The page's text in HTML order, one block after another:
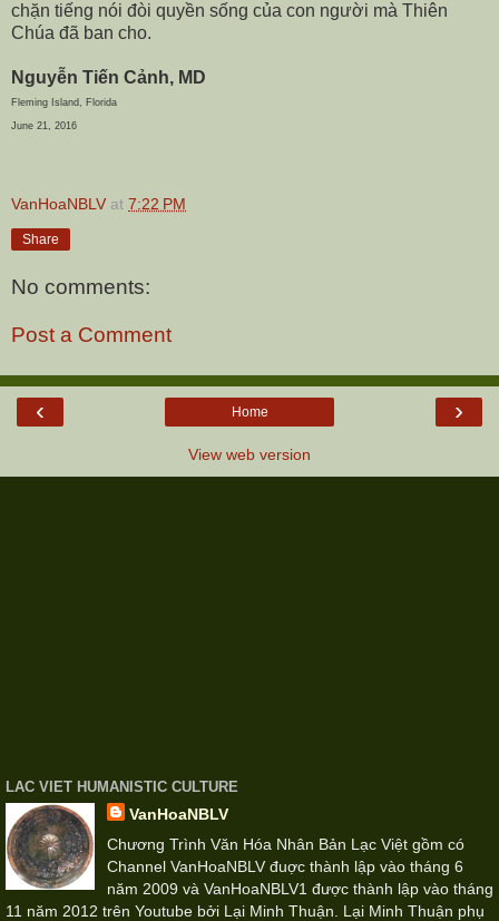
chặn tiếng nói đòi quyền sống của con người mà Thiên
Chúa đã ban cho.
Nguyễn Tiến Cảnh, MD
Fleming Island, Florida
June 21, 2016
VanHoaNBLV at 7:22 PM
Share
No comments:
Post a Comment
‹ ›
Home
View web version
LAC VIET HUMANISTIC CULTURE
VanHoaNBLV
Chương Trình Văn Hóa Nhân Bản Lạc Việt gồm có
Channel VanHoaNBLV đuợc thành lập vào tháng 6
năm 2009 và VanHoaNBLV1 được thành lập vào tháng
11 năm 2012 trên Youtube bởi Lại Minh Thuận. Lại Minh Thuận phụ